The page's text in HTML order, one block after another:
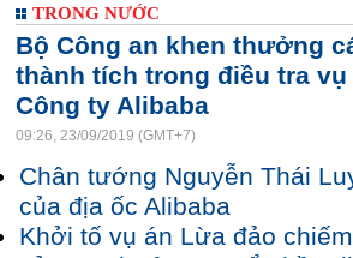
TRONG NƯỚC
Bộ Công an khen thưởng
thành tích trong điều tra
Công ty Alibaba
09:26, 23/09/2019 (GMT+7)
Chân tướng Nguyễn Thái
của địa ốc Alibaba
Khởi tố vụ án Lừa đảo